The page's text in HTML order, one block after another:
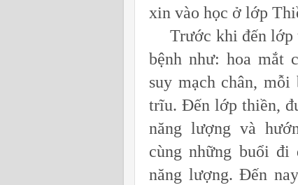
xin vào học ở lớp
Trước khi đến lớp
bệnh như: hoa mắt
suy mạch chân,
trĩu. Đến lớp thiền,
năng lượng và
cùng những buổi đi
năng lượng. Đến